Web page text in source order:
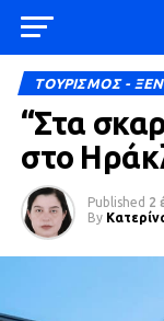
ΤΟΥΡΙΣΜΟΣ -
“Στα
στο
Published 2
By